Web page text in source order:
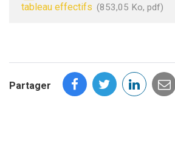
tableau effectifs
853,05 Ko, pdf
Partager